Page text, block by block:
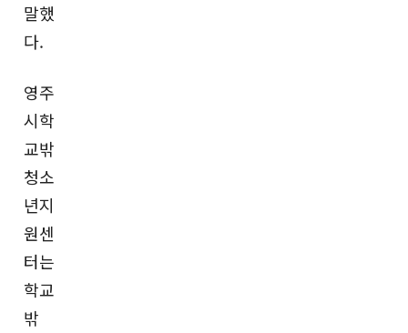
말했
다.
영주
시학
교밖
청소
년지
원센
터는
학교
밖